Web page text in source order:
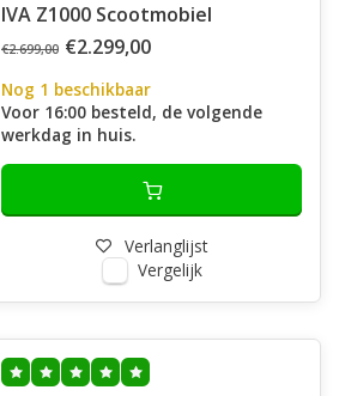
IVA Z1000 Scootmobiel
€2.699,00 €2.299,00
Nog 1 beschikbaar
Voor 16:00 besteld, de volgende
werkdag in huis.
Verlanglijst
Vergelijk